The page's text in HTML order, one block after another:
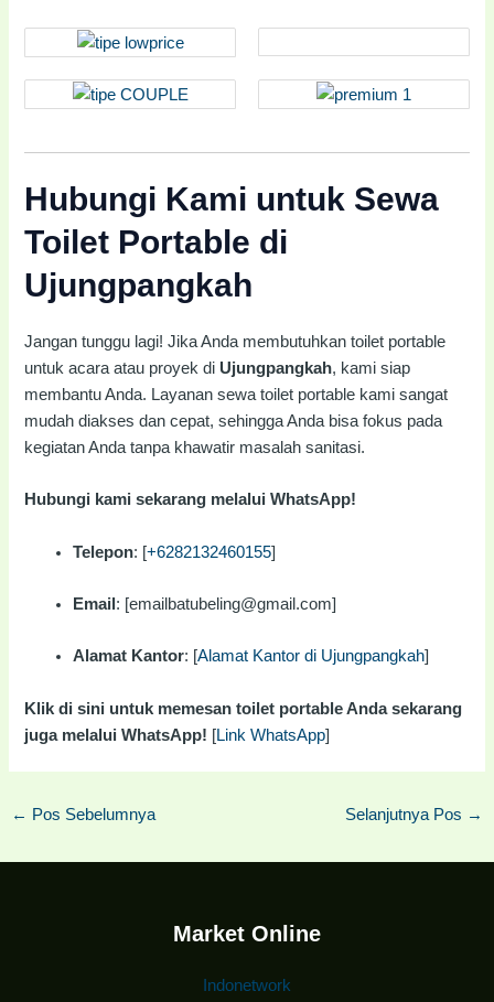
Hubungi Kami untuk Sewa
Toilet Portable di
Ujungpangkah
Jangan tunggu lagi! Jika Anda membutuhkan toilet portable
untuk acara atau proyek di Ujungpangkah, kami siap
membantu Anda. Layanan sewa toilet portable kami sangat
mudah diakses dan cepat, sehingga Anda bisa fokus pada
kegiatan Anda tanpa khawatir masalah sanitasi.
Hubungi kami sekarang melalui WhatsApp!
Telepon: [+6282132460155]
Email : [emailbatubeling@gmail.com]
Alamat Kantor: [Alamat Kantor di Ujungpangkah]
Klik di sini untuk memesan toilet portable Anda sekarang
juga melalui WhatsApp! [Link WhatsApp]
← Pos Sebelumnya Selanjutnya Pos →
Market Online
Indonetwork